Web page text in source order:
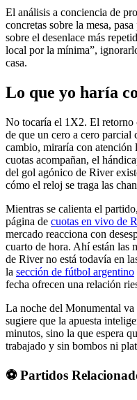
El análisis a conciencia de
concretas sobre la mesa,
sobre el desenlace más
local por la mínima”,
casa.
Lo que yo haría
No tocaría el 1X2. El retorno
de que un cero a cero parcial
cambio, miraría con atención
cuotas acompañan, el
del gol agónico de River
cómo el reloj se traga las
Mientras se calienta el
página de cuotas en vivo de
mercado reacciona con
cuarto de hora. Ahí están las
de River no está todavía en
la sección de fútbol argentino
fecha ofrecen una relación
La noche del Monumental
sugiere que la apuesta
minutos, sino la que espera
trabajado y sin bombos ni
⚽ Partidos